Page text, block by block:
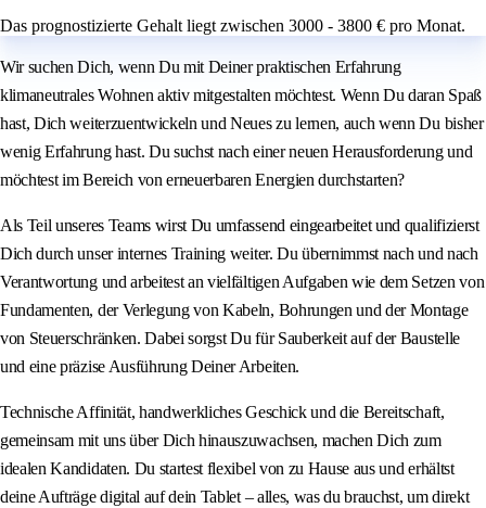
Das prognostizierte Gehalt liegt zwischen 3000 - 3800 € pro Monat.
Wir suchen Dich, wenn Du mit Deiner praktischen Erfahrung
klimaneutrales Wohnen aktiv mitgestalten möchtest. Wenn Du daran Spaß
hast, Dich weiterzuentwickeln und Neues zu lernen, auch wenn Du bisher
wenig Erfahrung hast. Du suchst nach einer neuen Herausforderung und
möchtest im Bereich von erneuerbaren Energien durchstarten?
Als Teil unseres Teams wirst Du umfassend eingearbeitet und qualifizierst
Dich durch unser internes Training weiter. Du übernimmst nach und nach
Verantwortung und arbeitest an vielfältigen Aufgaben wie dem Setzen von
Fundamenten, der Verlegung von Kabeln, Bohrungen und der Montage
von Steuerschränken. Dabei sorgst Du für Sauberkeit auf der Baustelle
und eine präzise Ausführung Deiner Arbeiten.
Technische Affinität, handwerkliches Geschick und die Bereitschaft,
gemeinsam mit uns über Dich hinauszuwachsen, machen Dich zum
idealen Kandidaten. Du startest flexibel von zu Hause aus und erhältst
deine Aufträge digital auf dein Tablet – alles, was du brauchst, um direkt